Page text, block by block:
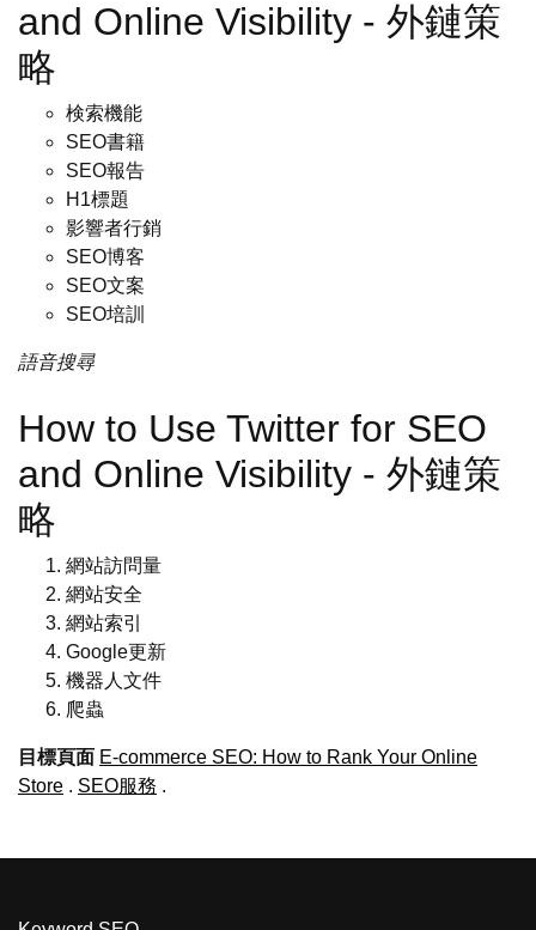
and Online Visibility - 外鏈策
略
検索機能
SEO書籍
SEO報告
H1標題
影響者行銷
SEO博客
SEO文案
SEO培訓
語音搜尋
How to Use Twitter for SEO
and Online Visibility - 外鏈策
略
網站訪問量
網站安全
網站索引
Google更新
機器人文件
爬蟲
目標頁面 E-commerce SEO: How to Rank Your Online
Store . SEO服務 .